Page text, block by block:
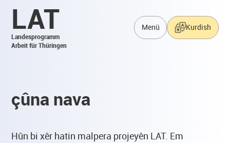
LAT
Landesprogramm
Arbeit für Thüringen
Menü Kurdish
çûna nava
Hûn bi xêr hatin malpera projeyên LAT. Em